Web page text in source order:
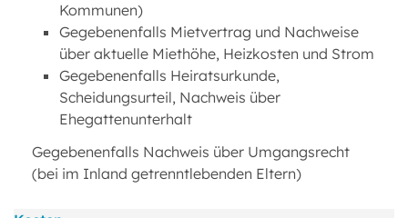
Kommunen)
Gegebenenfalls Mietvertrag und Nachweise
über aktuelle Miethöhe, Heizkosten und Strom
Gegebenenfalls Heiratsurkunde,
Scheidungsurteil, Nachweis über
Ehegattenunterhalt
Gegebenenfalls Nachweis über Umgangsrecht
(bei im Inland getrenntlebenden Eltern)